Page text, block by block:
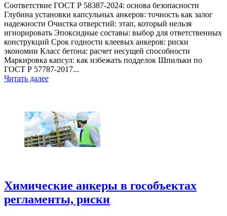
Соответствие ГОСТ Р 58387-2024: основа безопасности
Глубина установки капсульных анкеров: точность как залог
надежности Очистка отверстий: этап, который нельзя
игнорировать Эпоксидные составы: выбор для ответственных
конструкций Срок годности клеевых анкеров: риски
экономии Класс бетона: расчет несущей способности
Маркировка капсул: как избежать подделок Шпильки по
ГОСТ Р 57787-2017...
Читать далее
Химические анкеры в гособъектах
регламенты, риски